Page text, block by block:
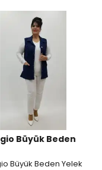
Büyük Beden
Büyük Beden Yelek